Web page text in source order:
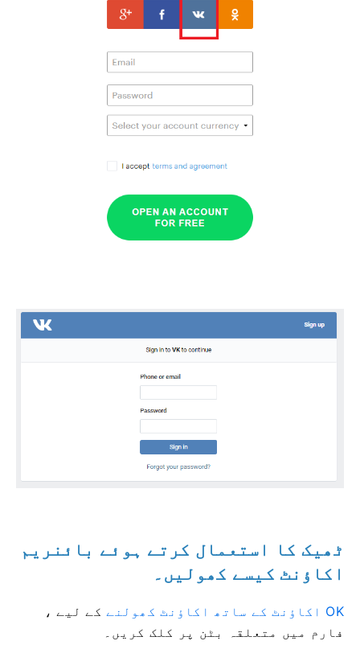
ٹھیک کا استعمال کرتے ہوئے بائنریم
اکاؤنٹ کیسے کھولیں۔
OK اکاؤنٹ کے ساتھ اکاؤنٹ کھولنے کے لیے ،
فارم میں متعلقہ بٹن پر کلک کریں۔